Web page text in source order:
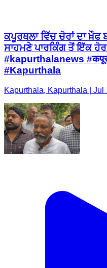
ਕਪੂਰਥਲਾ ਵਿੱਚ ਚੋਰਾਂ ਦਾ ਖ਼ੌਫ
ਸਾਹਮਣੇ ਪਾਰਕਿੰਗ ਤੋਂ ਇੱਕ
#kapurthalanews
#Kapurthala
Kapurthala, Kapurthala | Jul